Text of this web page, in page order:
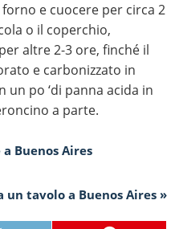
e cuocere per circa 2
o il coperchio,
altre 2-3 ore, finché il
e carbonizzato in
un po ‘di panna acida in
a parte.
Buenos Aires
un tavolo a Buenos Aires »